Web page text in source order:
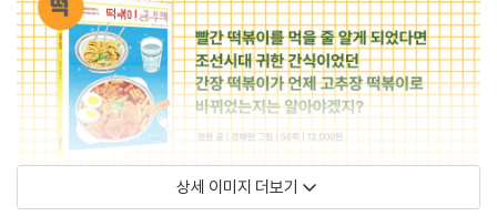
상세 이미지 더보기